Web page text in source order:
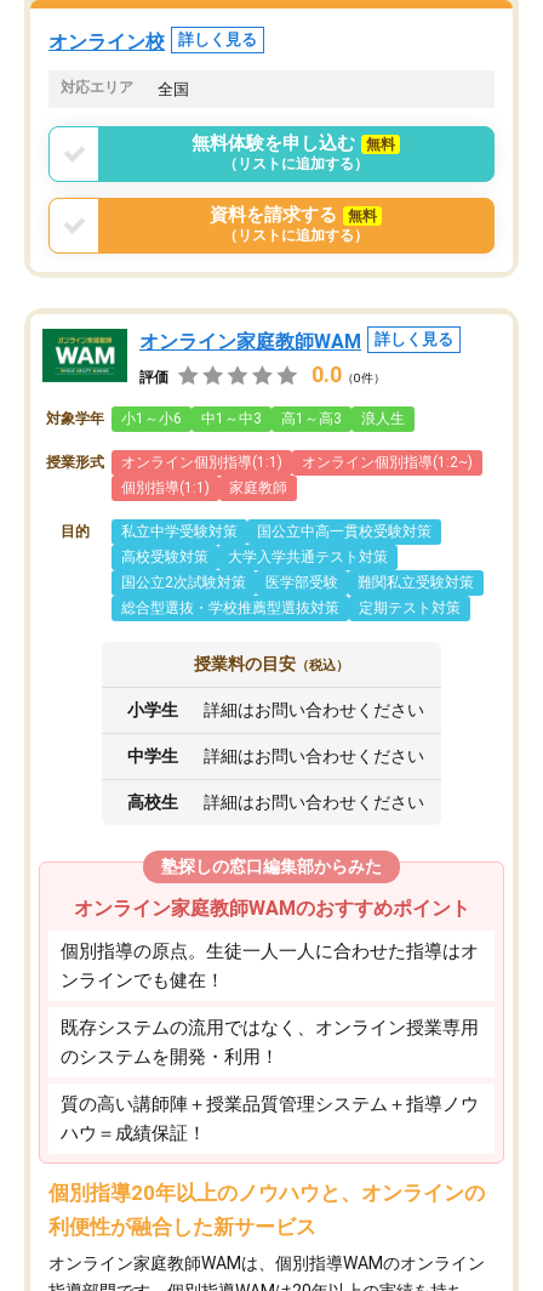
オンライン校 詳しく見る
対応エリア 全国
無料体験を申し込む
無料
（リストに追加する）
資料を請求する
無料
（リストに追加する）
オンライン家庭教師WAM 詳しく見る
評価 0.0 （0件）
対象学年 小1～小6 中1～中3 高1～高3 浪人生
授業形式 オンライン個別指導(1:1)
オンライン個別指導(1:2~)
個別指導(1:1)
家庭教師
目的 私立中学受験対策
国公立中高一貫校受験対策
高校受験対策
大学入学共通テスト対策
国公立2次試験対策
医学部受験
難関私立受験対策
総合型選抜・学校推薦型選抜対策
定期テスト対策
授業料の目安 （税込）
小学生 詳細はお問い合わせください
中学生 詳細はお問い合わせください
高校生 詳細はお問い合わせください
塾探しの窓口編集部からみた
オンライン家庭教師WAMのおすすめポイント
個別指導の原点。生徒一人一人に合わせた指導はオ
ンラインでも健在！
既存システムの流用ではなく、オンライン授業専用
のシステムを開発・利用！
質の高い講師陣＋授業品質管理システム＋指導ノウ
ハウ＝成績保証！
個別指導20年以上のノウハウと、オンラインの
利便性が融合した新サービス
オンライン家庭教師WAMは、個別指導WAMのオンライン